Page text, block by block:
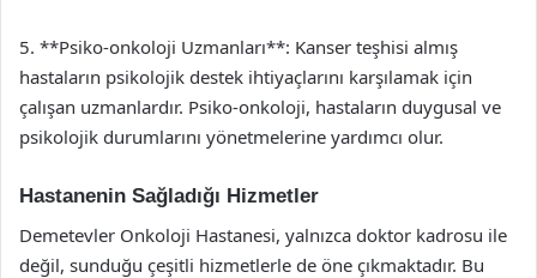
5. **Psiko-onkoloji Uzmanları**: Kanser teşhisi almış
hastaların psikolojik destek ihtiyaçlarını karşılamak için
çalışan uzmanlardır. Psiko-onkoloji, hastaların duygusal ve
psikolojik durumlarını yönetmelerine yardımcı olur.
Hastanenin Sağladığı Hizmetler
Demetevler Onkoloji Hastanesi, yalnızca doktor kadrosu ile
değil, sunduğu çeşitli hizmetlerle de öne çıkmaktadır. Bu